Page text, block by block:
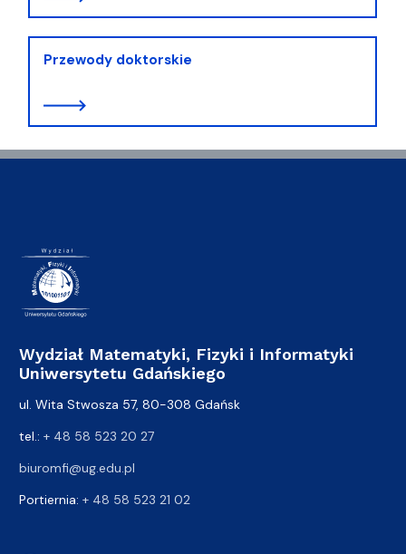
Przewody doktorskie
Wydział Matematyki, Fizyki i Informatyki
Uniwersytetu Gdańskiego
ul. Wita Stwosza 57, 80-308 Gdańsk
tel.: + 48 58 523 20 27
biuromfi@ug.edu.pl
Portiernia: + 48 58 523 21 02